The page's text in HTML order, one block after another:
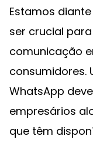
Estamos
ser crucial
comunicação
consumidores.
WhatsApp
empresários
que têm